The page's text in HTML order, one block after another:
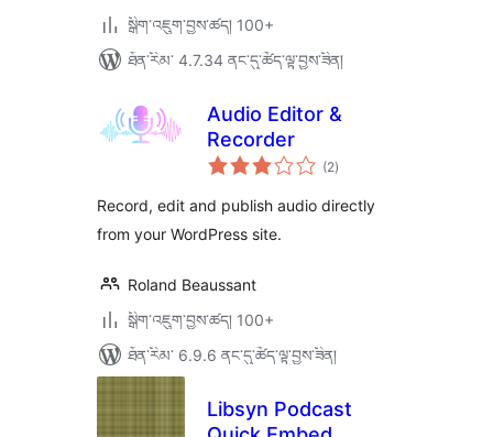
སྒྲིག་འཇུག་བྱས་ཚད། 100+
ཐོན་རིམ་ 4.7.34 ནང་དུ་ཚོད་ལྟ་བྱས་ཟིན།
Audio Editor &
Recorder
(2གདེང་
འཇོག་
ཚང་།
)
Record, edit and publish audio directly
from your WordPress site.
Roland Beaussant
སྒྲིག་འཇུག་བྱས་ཚད། 100+
ཐོན་རིམ་ 6.9.6 ནང་དུ་ཚོད་ལྟ་བྱས་ཟིན།
Libsyn Podcast